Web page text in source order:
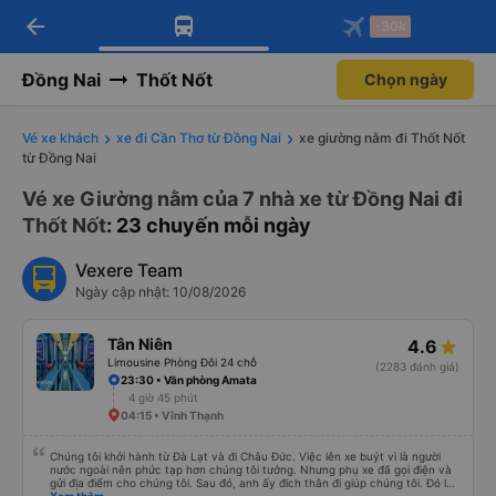
Tải app Vexere ngay!
Nhận ưu đãi thành viên độc
Mở app
Tải app Vexere
-30k/ghế khi đặt vé máy bay qua
Mở app
arrow_back -30k
Đồng Nai Thốt Nốt Chọn ngày
Vé xe khách xe đi Cần Thơ từ Đồng Nai
xe giường nằm đi Thốt Nốt
từ Đồng Nai
Vé xe Giường nằm của 7 nhà xe từ Đồng Nai đi
Thốt Nốt: 23 chuyến mỗi ngày
Vexere Team
Ngày cập nhật: 10/08/2026
Tân Niên
Limousine Phòng Đôi 24 chỗ
4.6
(2283 đánh giá)
23:30 • Văn phòng Amata
4 giờ 45 phút
04:15 • Vĩnh Thạnh
Chúng tôi khởi hành từ Đà Lạt và đi Châu Đức. Việc lên xe buýt vì là người
nước ngoài nên phức tạp hơn chúng tôi tưởng. Nhưng phụ xe đã gọi điện và
gửi địa điểm cho chúng tôi. Sau đó, anh ấy đích thân đi giúp chúng tôi. Đó là